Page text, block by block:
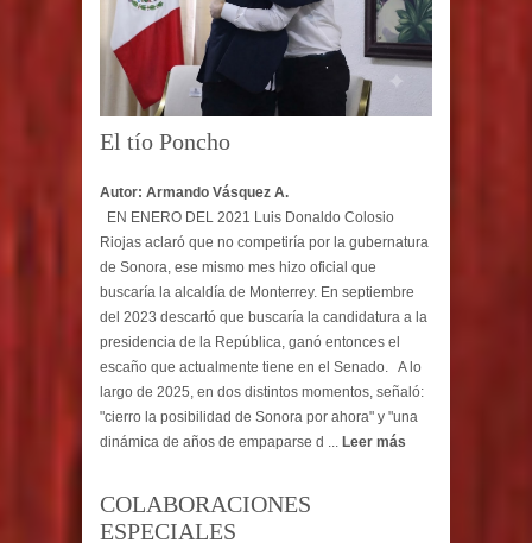
El tío Poncho
Autor: Armando Vásquez A.
EN ENERO DEL 2021 Luis Donaldo Colosio
Riojas aclaró que no competiría por la gubernatura
de Sonora, ese mismo mes hizo oficial que
buscaría la alcaldía de Monterrey. En septiembre
del 2023 descartó que buscaría la candidatura a la
presidencia de la República, ganó entonces el
escaño que actualmente tiene en el Senado. A lo
largo de 2025, en dos distintos momentos, señaló:
"cierro la posibilidad de Sonora por ahora" y "una
dinámica de años de empaparse d ... Leer más
COLABORACIONES
ESPECIALES